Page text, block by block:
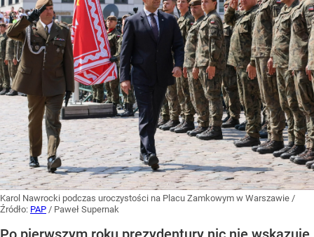
Karol Nawrocki podczas uroczystości na Placu Zamkowym w Warszawie /
Źródło: PAP / Paweł Supernak